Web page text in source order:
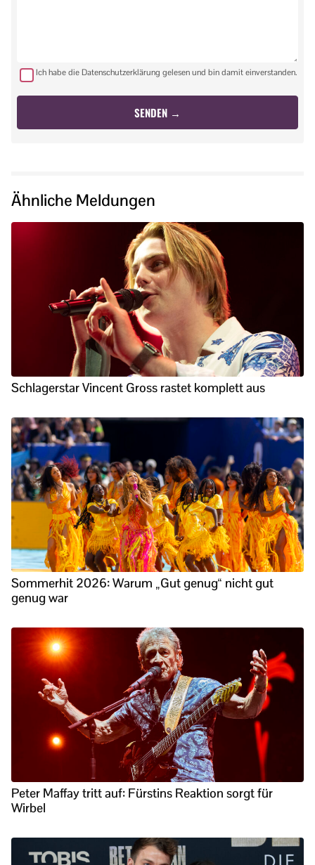
Ich habe die Datenschutzerklärung gelesen und bin damit einverstanden.
Ähnliche Meldungen
Schlagerstar Vincent Gross rastet komplett aus
Sommerhit 2026: Warum „Gut genug“ nicht gut
genug war
Peter Maffay tritt auf: Fürstins Reaktion sorgt für
Wirbel